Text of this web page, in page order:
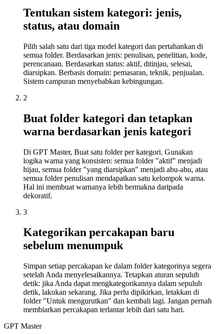
Tentukan sistem kategori: jenis,
status, atau domain
Pilih salah satu dari tiga model kategori dan pertahankan di
semua folder. Berdasarkan jenis: penulisan, penelitian, kode,
perencanaan. Berdasarkan status: aktif, ditinjau, selesai,
diarsipkan. Berbasis domain: pemasaran, teknik, penjualan.
Sistem campuran menyebabkan kebingungan.
2
Buat folder kategori dan tetapkan
warna berdasarkan jenis kategori
Di GPT Master, Buat satu folder per kategori. Gunakan
logika warna yang konsisten: semua folder "aktif" menjadi
hijau, semua folder "yang diarsipkan" menjadi abu-abu, atau
semua folder penulisan mendapatkan satu kelompok warna.
Hal ini membuat warnanya lebih bermakna daripada
dekoratif.
3
Kategorikan percakapan baru
sebelum menumpuk
Simpan setiap percakapan ke dalam folder kategorinya segera
setelah Anda menyelesaikannya. Tetapkan aturan sepuluh
detik: jika Anda dapat mengkategorikannya dalam sepuluh
detik, lakukan sekarang. Jika perlu dipikirkan, letakkan di
folder "Untuk mengurutkan" dan kembali lagi. Jangan pernah
membiarkan percakapan terlantar lebih dari satu hari.
GPT Master